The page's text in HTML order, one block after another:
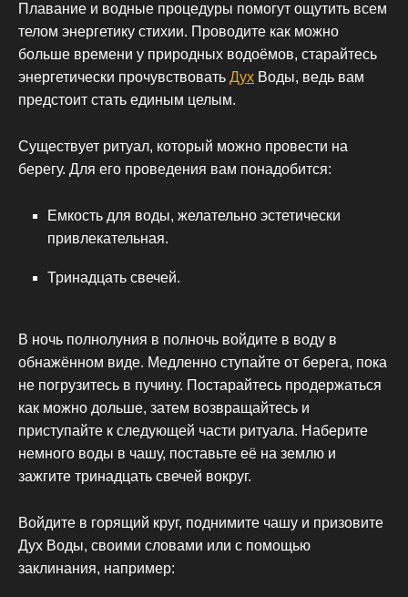
Плавание и водные процедуры помогут ощутить всем
телом энергетику стихии. Проводите как можно
больше времени у природных водоёмов, старайтесь
энергетически прочувствовать Дух Воды, ведь вам
предстоит стать единым целым.
Существует ритуал, который можно провести на
берегу. Для его проведения вам понадобится:
Емкость для воды, желательно эстетически
привлекательная.
Тринадцать свечей.
В ночь полнолуния в полночь войдите в воду в
обнажённом виде. Медленно ступайте от берега, пока
не погрузитесь в пучину. Постарайтесь продержаться
как можно дольше, затем возвращайтесь и
приступайте к следующей части ритуала. Наберите
немного воды в чашу, поставьте её на землю и
зажгите тринадцать свечей вокруг.
Войдите в горящий круг, поднимите чашу и призовите
Дух Воды, своими словами или с помощью
заклинания, например: